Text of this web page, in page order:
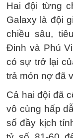
Hai đội từng
Galaxy là đội
chiều sâu,
Đinh và Phú
có sự trở lại
trả món nợ đã
Cả hai đội đã
vô cùng hấp
số đầy kịch